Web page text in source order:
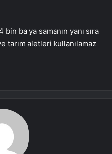
bin balya samanın yanı sıra
tarım aletleri kullanılamaz